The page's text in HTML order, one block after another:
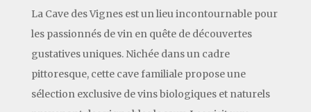
La Cave des Vignes est un lieu incontournable pour
les passionnés de vin en quête de découvertes
gustatives uniques. Nichée dans un cadre
pittoresque, cette cave familiale propose une
sélection exclusive de vins biologiques et naturels